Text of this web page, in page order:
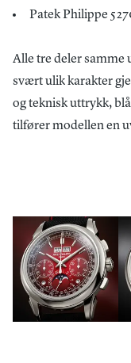
Patek Philippe
Alle tre deler samme
svært ulik karakter
og teknisk uttrykk,
tilfører modellen en